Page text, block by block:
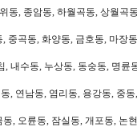
동, 종암동, 하월곡동, 상월
중곡동, 화양동, 금호동, 마
내수동, 누상동, 동숭동, 명
, 연남동, 염리동, 용강동, 중
, 오륜동, 잠실동, 개포동,